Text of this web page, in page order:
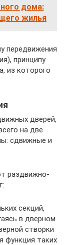
дома:
жилья
передвижения
принципу
из которого
дверей,
на две
сдвижные и
раздвижно-
секций,
в дверном
створки
функция таких